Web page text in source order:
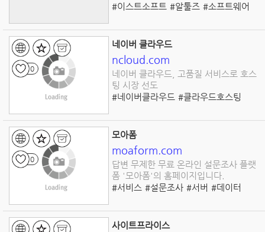
#이스트소프트 #알툴즈 #소프트웨어
#인공지능 #개발 #기술
네이버 클라우드
ncloud.com
네이버 클라우드, 고품질 서비스로 호스
팅 시장 선도
#네이버클라우드 #클라우드호스팅
#서버호스팅 #웹호스팅
#인프라서비스
#보안강화
0
모아폼
moaform.com
답변 무제한 무료 온라인 설문조사 플랫
폼 '모아폼'의 홈페이지입니다.
#서비스 #설문조사 #서버 #데이터
0
사이트프라이스